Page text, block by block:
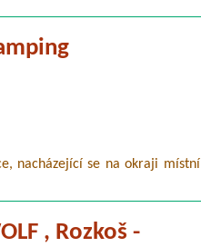
nacházející se na okraji místní
, Rozkoš -